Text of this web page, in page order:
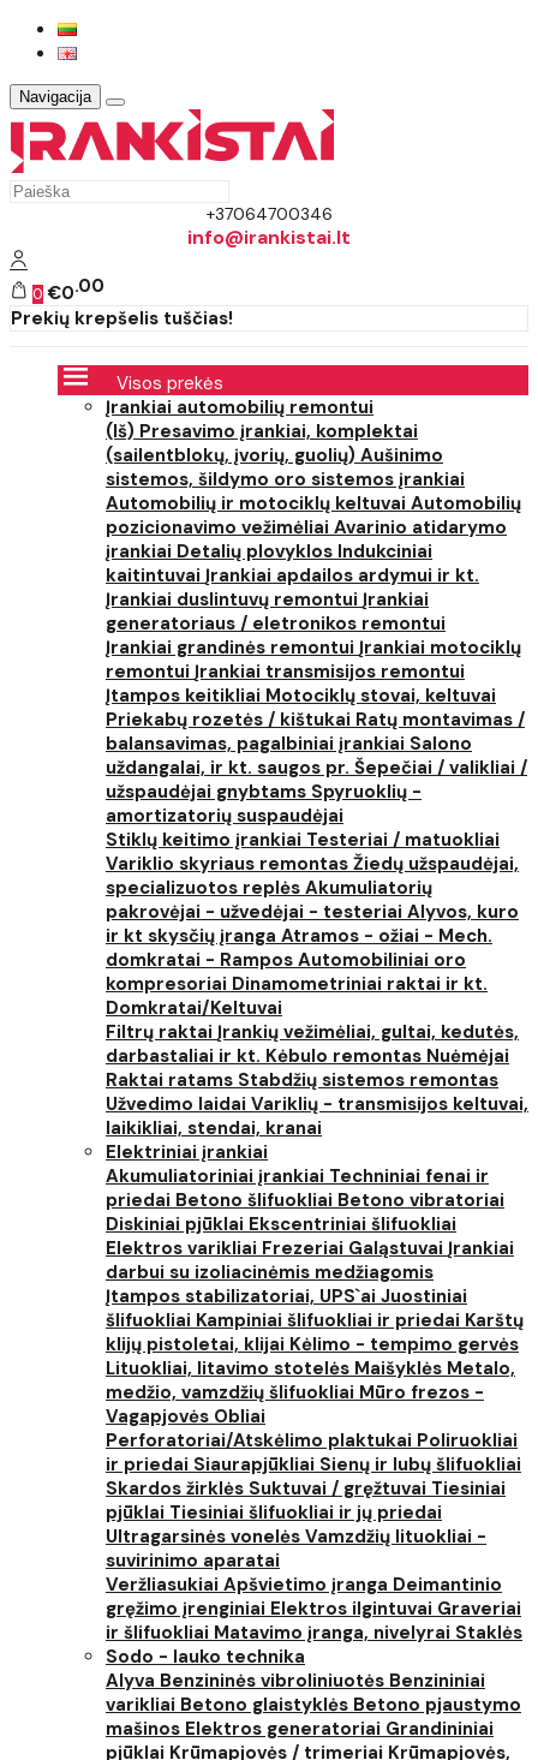
Navigacija
+37064700346
info@irankistai.lt
0 €0 00
Prekių krepšelis tuščias!
Visos prekės
Įrankiai automobilių remontui
(Iš) Presavimo įrankiai, komplektai
(sailentblokų, įvorių, guolių) Aušinimo
sistemos, šildymo oro sistemos įrankiai
Automobilių ir motociklų keltuvai Automobilių
pozicionavimo vežimėliai Avarinio atidarymo
įrankiai Detalių plovyklos Indukciniai
kaitintuvai Įrankiai apdailos ardymui ir kt.
Įrankiai duslintuvų remontui Įrankiai
generatoriaus / eletronikos remontui
Įrankiai grandinės remontui Įrankiai motociklų
remontui Įrankiai transmisijos remontui
Įtampos keitikliai Motociklų stovai, keltuvai
Priekabų rozetės / kištukai Ratų montavimas /
balansavimas, pagalbiniai įrankiai Salono
uždangalai, ir kt. saugos pr. Šepečiai / valikliai /
užspaudėjai gnybtams Spyruoklių -
amortizatorių suspaudėjai
Stiklų keitimo įrankiai Testeriai / matuokliai
Variklio skyriaus remontas Žiedų užspaudėjai,
specializuotos replės Akumuliatorių
pakrovėjai - užvedėjai - testeriai Alyvos, kuro
ir kt skysčių įranga Atramos - ožiai - Mech.
domkratai - Rampos Automobiliniai oro
kompresoriai Dinamometriniai raktai ir kt.
Domkratai/Keltuvai
Filtrų raktai Įrankių vežimėliai, gultai, kedutės,
darbastaliai ir kt. Kėbulo remontas Nuėmėjai
Raktai ratams Stabdžių sistemos remontas
Užvedimo laidai Variklių - transmisijos keltuvai,
laikikliai, stendai, kranai
Elektriniai įrankiai
Akumuliatoriniai įrankiai Techniniai fenai ir
priedai Betono šlifuokliai Betono vibratoriai
Diskiniai pjūklai Ekscentriniai šlifuokliai
Elektros varikliai Frezeriai Galąstuvai Įrankiai
darbui su izoliacinėmis medžiagomis
Įtampos stabilizatoriai, UPS`ai Juostiniai
šlifuokliai Kampiniai šlifuokliai ir priedai Karštų
klijų pistoletai, klijai Kėlimo - tempimo gervės
Lituokliai, litavimo stotelės Maišyklės Metalo,
medžio, vamzdžių šlifuokliai Mūro frezos -
Vagapjovės Obliai
Perforatoriai/Atskėlimo plaktukai Poliruokliai
ir priedai Siaurapjūkliai Sienų ir lubų šlifuokliai
Skardos žirklės Suktuvai / gręžtuvai Tiesiniai
pjūklai Tiesiniai šlifuokliai ir jų priedai
Ultragarsinės vonelės Vamzdžių lituokliai -
suvirinimo aparatai
Veržliasukiai Apšvietimo įranga Deimantinio
gręžimo įrenginiai Elektros ilgintuvai Graveriai
ir šlifuokliai Matavimo įranga, nivelyrai Staklės
Sodo - lauko technika
Alyva Benzininės vibroliniuotės Benzininiai
varikliai Betono glaistyklės Betono pjaustymo
mašinos Elektros generatoriai Grandininiai
pjūklai Krūmapjovės / trimeriai Krūmapjovės,